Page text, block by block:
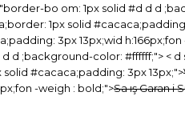
bo om: 1px solid #d d d
1px solid
3px 13px;wid
d ;background-color: #ffffff;"> < d
solid #cacaca;padding: 3px 13px;">
-weigh : bold;">Sa ış Garan i